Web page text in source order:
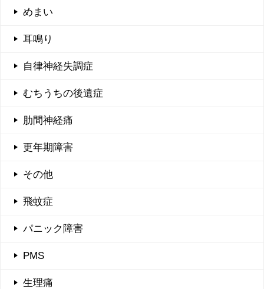
めまい
耳鳴り
自律神経失調症
むちうちの後遺症
肋間神経痛
更年期障害
その他
飛蚊症
パニック障害
PMS
生理痛